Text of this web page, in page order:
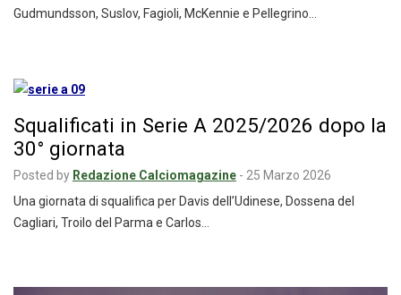
Gudmundsson, Suslov, Fagioli, McKennie e Pellegrino…
Squalificati in Serie A 2025/2026 dopo la
30° giornata
Posted by Redazione Calciomagazine - 25 Marzo 2026
Una giornata di squalifica per Davis dell’Udinese, Dossena del
Cagliari, Troilo del Parma e Carlos…